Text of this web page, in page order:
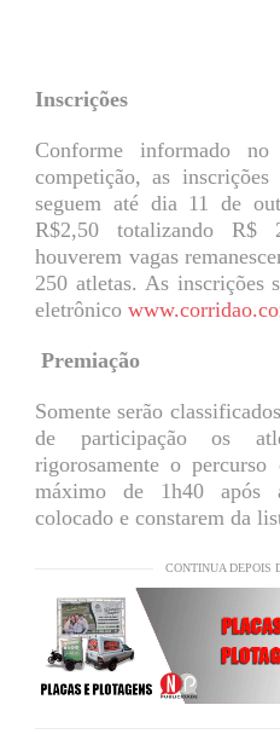
Inscrições
Conforme informado
competição, as
seguem até dia 11 de
R$2,50 totalizando R$
houverem vagas
250 atletas. As inscrições
eletrônico
Premiação
Somente serão
de participação os
rigorosamente o
máximo de 1h40 após
colocado e constarem da
CONTINUA DEPOIS